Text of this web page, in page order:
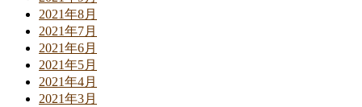
2021年8月
2021年7月
2021年6月
2021年5月
2021年4月
2021年3月